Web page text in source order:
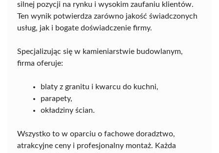
silnej pozycji na rynku i wysokim zaufaniu klientów.
Ten wynik potwierdza zarówno jakość świadczonych
usług, jak i bogate doświadczenie firmy.
Specjalizując się w kamieniarstwie budowlanym,
firma oferuje:
blaty z granitu i kwarcu do kuchni,
parapety,
okładziny ścian.
Wszystko to w oparciu o fachowe doradztwo,
atrakcyjne ceny i profesjonalny montaż. Każda